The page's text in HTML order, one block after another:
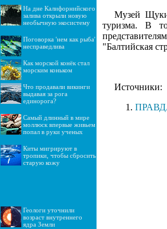
На дне Калифорнийского
залива открыли новую
необычную экосистему
Поговорка 'нем как рыба'
несправедлива
Как морской конёк стал
морским коньком
Что продавали викинги
выдавая за рога
единорога?
Самый длинный в мире
моллюск впервые живьем
попал в руки ученых
Киты мигрируют в
тропики, чтобы сбросить
старую кожу
Геологи уточнили
возраст внутреннего
ядра Земли
Музей
туризма. В
"Балтийская
Источники: